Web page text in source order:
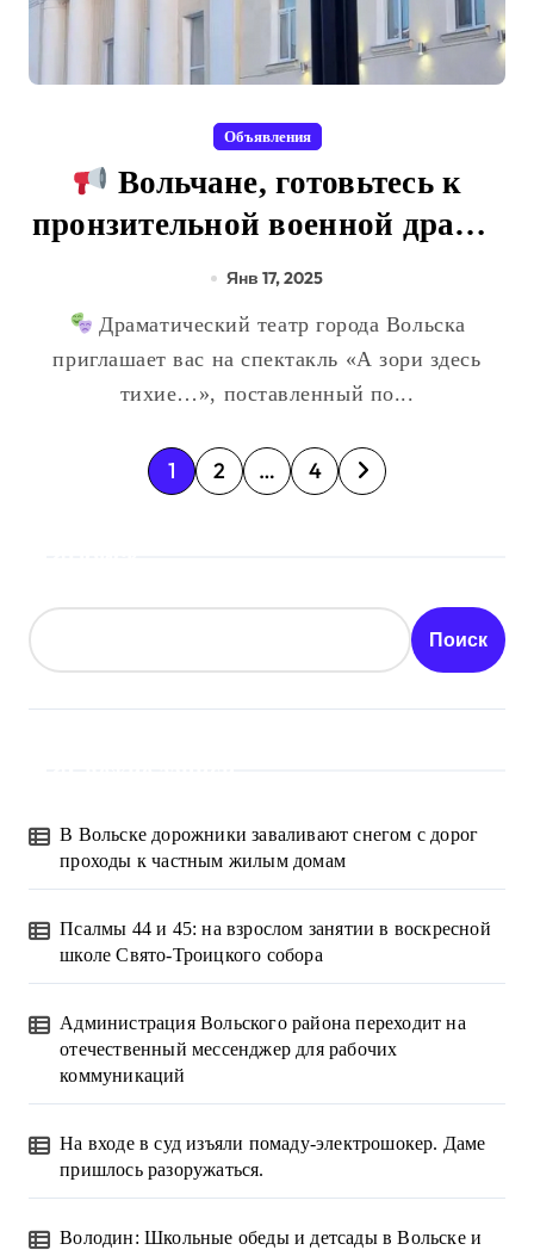
Объявления
Вольчане, готовьтесь к
пронзительной военной драме!
Янв 17, 2025
Драматический театр города Вольска
приглашает вас на спектакль «А зори здесь
тихие…», поставленный по...
П
и
н
а
я
а
и
с
е
й
1 2 … 4
Поиск
В Вольске дорожники заваливают снегом с дорог
проходы к частным жилым домам
Псалмы 44 и 45: на взрослом занятии в воскресной
школе Свято-Троицкого собора
Администрация Вольского района переходит на
отечественный мессенджер для рабочих
коммуникаций
На входе в суд изъяли помаду-электрошокер. Даме
пришлось разоружаться.
Володин: Школьные обеды и детсады в Вольске и